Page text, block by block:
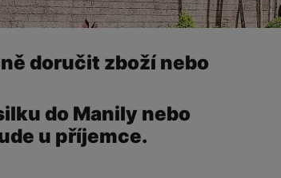
doručit zboží nebo
do Manily nebo
u příjemce.